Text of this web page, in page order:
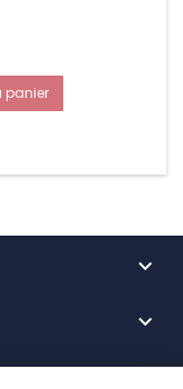
125daN), simple et
sécuriser
polyester
températures,
panier

